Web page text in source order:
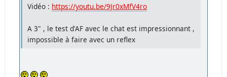
Vidéo : https://youtu.be/9Jr0xMfV4ro
A 3" , le test d'AF avec le chat est impressionnant ,
impossible à faire avec un reflex